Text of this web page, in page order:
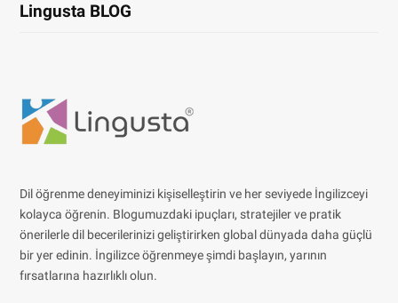
Lingusta BLOG
Dil öğrenme deneyiminizi kişiselleştirin ve her seviyede İngilizceyi
kolayca öğrenin. Blogumuzdaki ipuçları, stratejiler ve pratik
önerilerle dil becerilerinizi geliştirirken global dünyada daha güçlü
bir yer edinin. İngilizce öğrenmeye şimdi başlayın, yarının
fırsatlarına hazırlıklı olun.